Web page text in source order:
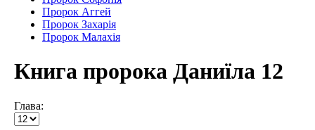
Пророк Аггей
Пророк Захарія
Пророк Малахія
Книга пророка Даниїла 12
Глава: